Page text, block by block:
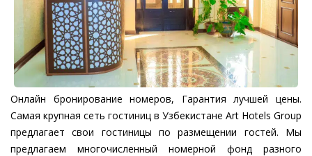
Онлайн бронирование номеров, Гарантия лучшей цены.
Самая крупная сеть гостиниц в Узбекистане Art Hotels Group
предлагает свои гостиницы по размещении гостей. Мы
предлагаем многочисленный номерной фонд разного